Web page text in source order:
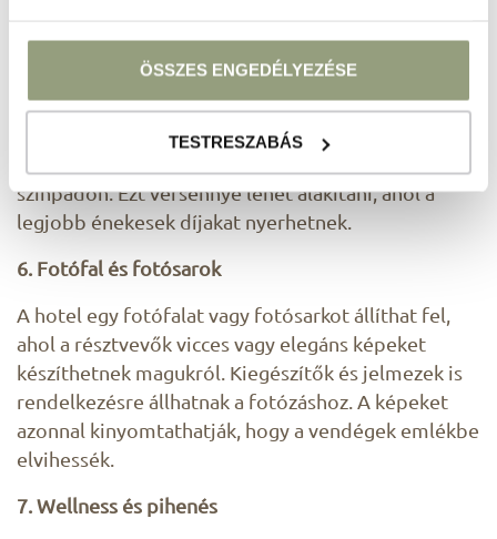
ÖSSZES ENGEDÉLYEZÉSE
TESTRESZABÁS
A hotelben lehetőség van karaoke-est szervezésére,
amely szórakoztató és interaktív
programlehetőség, különösen ha a résztvevők
színpadon. Ezt versennyé lehet alakítani, ahol a
legjobb énekesek díjakat nyerhetnek.
6. Fotófal és fotósarok
A hotel egy fotófalat vagy fotósarkot állíthat fel,
ahol a résztvevők vicces vagy elegáns képeket
készíthetnek magukról. Kiegészítők és jelmezek is
rendelkezésre állhatnak a fotózáshoz. A képeket
azonnal kinyomtathatják, hogy a vendégek emlékbe
elvihessék.
7. Wellness és pihenés